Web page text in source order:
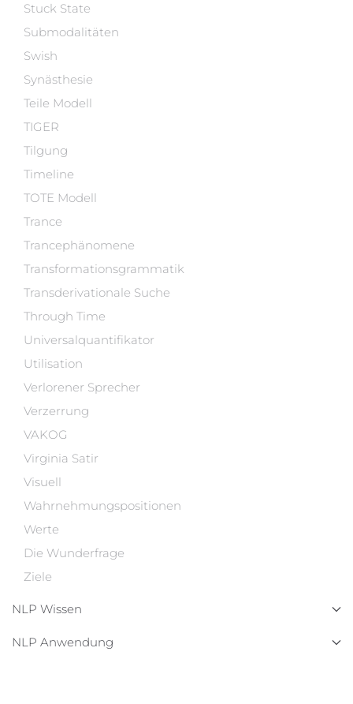
Stuck State
Submodalitäten
Swish
Synästhesie
Teile Modell
TIGER
Tilgung
Timeline
TOTE Modell
Trance
Trancephänomene
Transformationsgrammatik
Transderivationale Suche
Through Time
Universalquantifikator
Utilisation
Verlorener Sprecher
Verzerrung
VAKOG
Virginia Satir
Visuell
Wahrnehmungspositionen
Werte
Die Wunderfrage
Ziele
NLP Wissen
NLP Anwendung